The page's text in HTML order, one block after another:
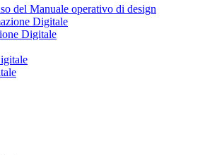
del Manuale operativo di design
Digitale